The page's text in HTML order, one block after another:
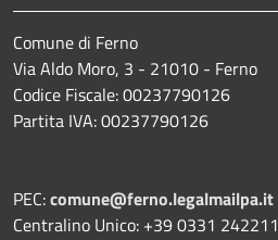
Comune di Ferno
Via Aldo Moro, 3 - 21010 - Ferno
Codice Fiscale: 00237790126
Partita IVA: 00237790126
PEC:comune@ferno.legalmailpa.it
Centralino Unico: +39 0331 242211